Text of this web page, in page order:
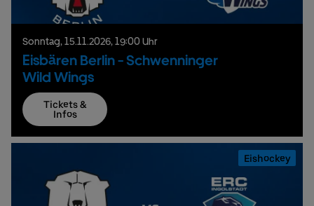
Sonntag,15.11.2026,19:00 Uhr
Eisbären Berlin - Schwenninger
Wild Wings
Tickets &
Infos
Eishockey